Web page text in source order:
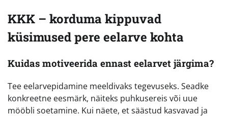
KKK – korduma kippuvad
küsimused pere eelarve kohta
Kuidas motiveerida ennast eelarvet järgima?
Tee eelarvepidamine meeldivaks tegevuseks. Seadke
konkreetne eesmärk, näiteks puhkusereis või uue
mööbli soetamine. Kui näete, et säästud kasvavad ja